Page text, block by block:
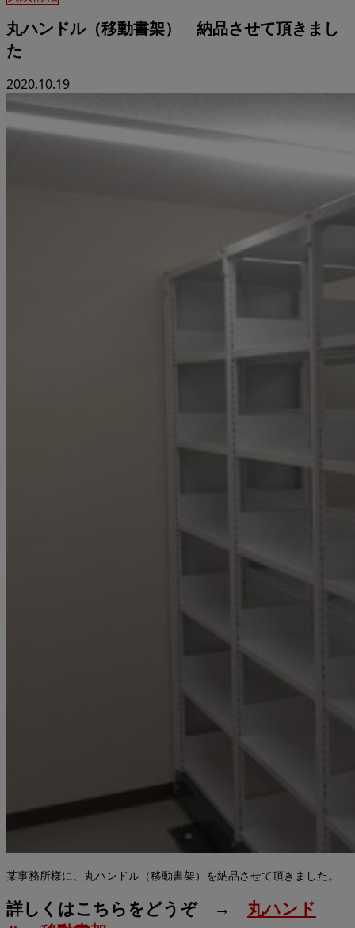
丸ハンドル（移動書架） 納品させて頂きまし
た
2020.10.19
某事務所様に、丸ハンドル（移動書架）を納品させて頂きました。
詳しくはこちらをどうぞ → 丸ハンド